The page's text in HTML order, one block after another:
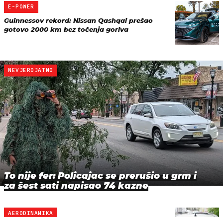
E-POWER
Guinnessov rekord: Nissan Qashqai prešao
gotovo 2000 km bez točenja goriva
NEVJEROJATNO
To nije fer: Policajac se prerušio u grm i
za šest sati napisao 74 kazne
AERODINAMIKA